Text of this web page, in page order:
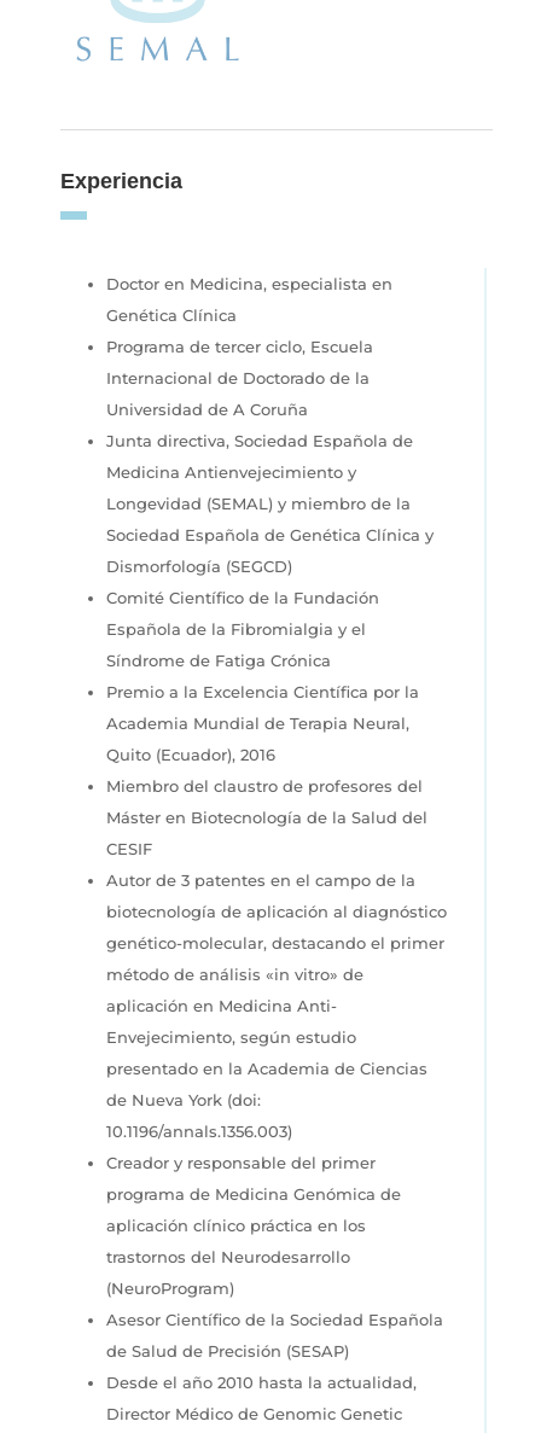
Experiencia
Doctor en Medicina, especialista en
Genética Clínica
Programa de tercer ciclo, Escuela
Internacional de Doctorado de la
Universidad de A Coruña
Junta directiva, Sociedad Española de
Medicina Antienvejecimiento y
Longevidad (SEMAL) y miembro de la
Sociedad Española de Genética Clínica y
Dismorfología (SEGCD)
Comité Científico de la Fundación
Española de la Fibromialgia y el
Síndrome de Fatiga Crónica
Premio a la Excelencia Científica por la
Academia Mundial de Terapia Neural,
Quito (Ecuador), 2016
Miembro del claustro de profesores del
Máster en Biotecnología de la Salud del
CESIF
Autor de 3 patentes en el campo de la
biotecnología de aplicación al diagnóstico
genético-molecular, destacando el primer
método de análisis «in vitro» de
aplicación en Medicina Anti-
Envejecimiento, según estudio
presentado en la Academia de Ciencias
de Nueva York (doi:
10.1196/annals.1356.003)
Creador y responsable del primer
programa de Medicina Genómica de
aplicación clínico práctica en los
trastornos del Neurodesarrollo
(NeuroProgram)
Asesor Científico de la Sociedad Española
de Salud de Precisión (SESAP)
Desde el año 2010 hasta la actualidad,
Director Médico de Genomic Genetic